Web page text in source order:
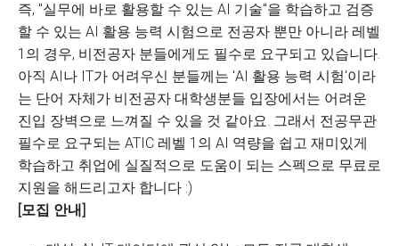
즉, "실무에 바로 활용할 수 있는 AI 기술"을 학습하고 검증
할 수 있는 AI 활용 능력 시험으로 전공자 뿐만 아니라 레벨
1의 경우, 비전공자 분들에게도 필수로 요구되고 있습니다.
아직 AI나 IT가 어려우신 분들께는 'AI 활용 능력 시험'이라
는 단어 자체가 비전공자 대학생분들 입장에서는 어려운
진입 장벽으로 느껴질 수 있을 것 같아요. 그래서 전공무관
필수로 요구되는 ATIC 레벨 1의 AI 역량을 쉽고 재미있게
학습하고 취업에 실질적으로 도움이 되는 스펙으로 무료로
지원을 해드리고자 합니다 :)
[모집 안내]